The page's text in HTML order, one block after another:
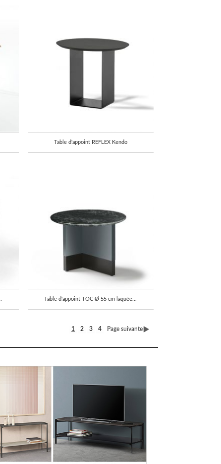
Table d'appoint REFLEX Kendo
Table d'appoint TOC Ø 55 cm laquée...
1 2 3 4 Page suivante